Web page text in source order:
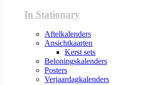
In Stationary
Aftelkalenders
Ansichtkaarten
Kerst sets
Beloningskalenders
Posters
Verjaardagkalenders